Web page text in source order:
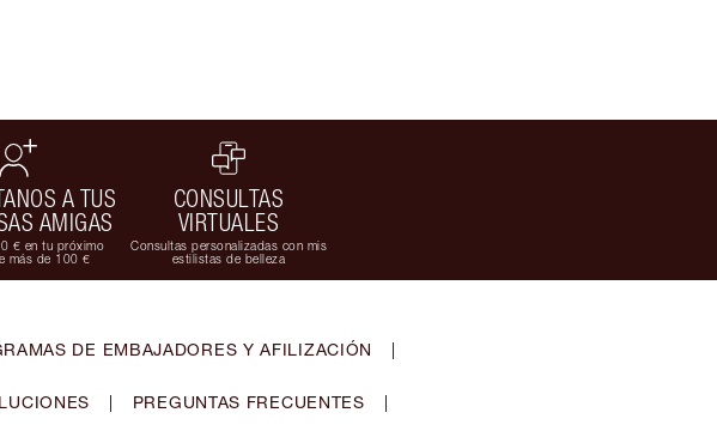
A TUS
AMIGAS
€ en tu próximo
más de 100 €
CONSULTAS
VIRTUALES
Consultas personalizadas con mis
estilistas de belleza
DE EMBAJADORES Y AFILIZACIÓN |
| PREGUNTAS FRECUENTES |